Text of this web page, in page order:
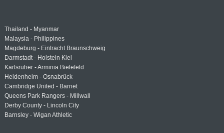
Thailand - Myanmar
Malaysia - Philippines
Magdeburg - Eintracht Braunschweig
Darmstadt - Holstein Kiel
Karlsruher - Arminia Bielefeld
Heidenheim - Osnabrück
Cambridge United - Barnet
Queens Park Rangers - Millwall
Derby County - Lincoln City
Barnsley - Wigan Athletic